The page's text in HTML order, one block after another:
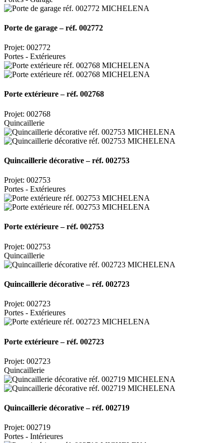
Porte de garage – réf. 002772
Projet: 002772
Portes - Extérieures
Porte extérieure – réf. 002768
Projet: 002768
Quincaillerie
Quincaillerie décorative – réf. 002753
Projet: 002753
Portes - Extérieures
Porte extérieure – réf. 002753
Projet: 002753
Quincaillerie
Quincaillerie décorative – réf. 002723
Projet: 002723
Portes - Extérieures
Porte extérieure – réf. 002723
Projet: 002723
Quincaillerie
Quincaillerie décorative – réf. 002719
Projet: 002719
Portes - Intérieures